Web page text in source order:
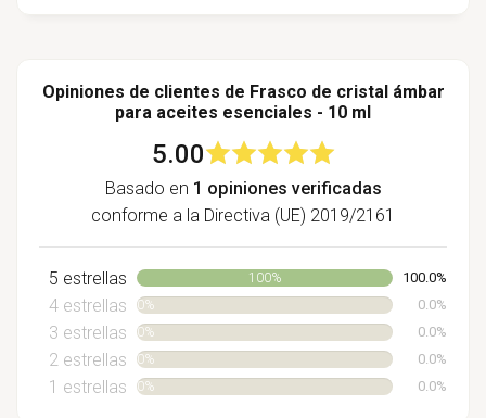
Opiniones de clientes de Frasco de cristal ámbar
para aceites esenciales - 10 ml
5.00
Basado en 1 opiniones verificadas
conforme a la Directiva (UE) 2019/2161
5 estrellas 100% 100.0%
4 estrellas 0% 0.0%
3 estrellas 0% 0.0%
2 estrellas 0% 0.0%
1 estrellas 0% 0.0%